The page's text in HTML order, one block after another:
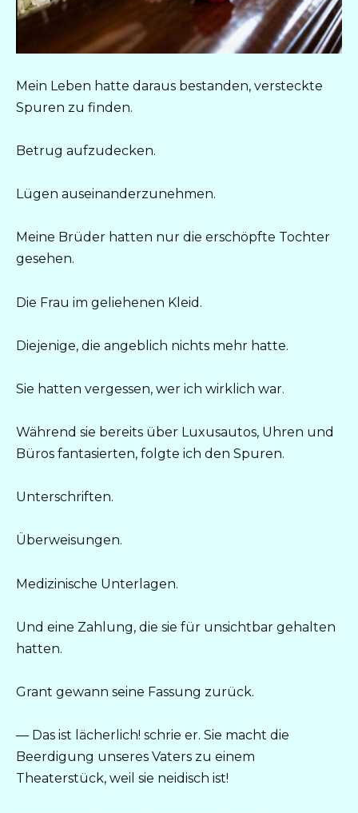
Mein Leben hatte daraus bestanden, versteckte
Spuren zu finden.
Betrug aufzudecken.
Lügen auseinanderzunehmen.
Meine Brüder hatten nur die erschöpfte Tochter
gesehen.
Die Frau im geliehenen Kleid.
Diejenige, die angeblich nichts mehr hatte.
Sie hatten vergessen, wer ich wirklich war.
Während sie bereits über Luxusautos, Uhren und
Büros fantasierten, folgte ich den Spuren.
Unterschriften.
Überweisungen.
Medizinische Unterlagen.
Und eine Zahlung, die sie für unsichtbar gehalten
hatten.
Grant gewann seine Fassung zurück.
— Das ist lächerlich! schrie er. Sie macht die
Beerdigung unseres Vaters zu einem
Theaterstück, weil sie neidisch ist!